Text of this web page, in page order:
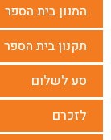
המנון בית הספר
תקנון בית הספר
סע לשלום
לזכרם